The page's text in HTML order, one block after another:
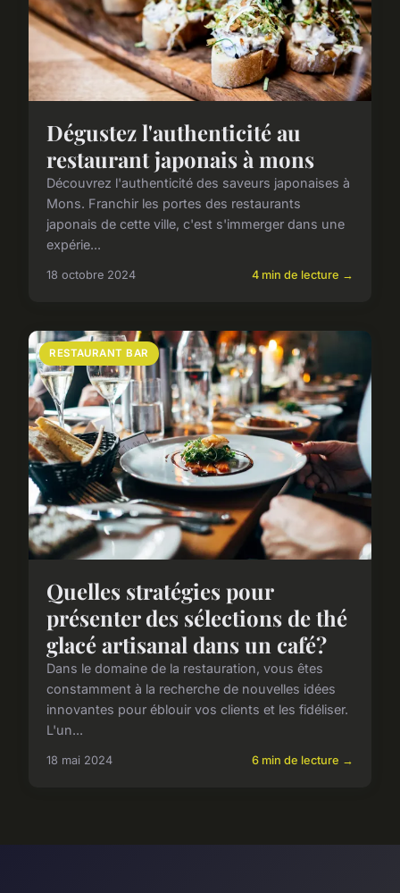
Dégustez l'authenticité au
restaurant japonais à mons
Découvrez l'authenticité des saveurs japonaises à
Mons. Franchir les portes des restaurants
japonais de cette ville, c'est s'immerger dans une
expérie...
18 octobre 2024 4 min de lecture →
RESTAURANT BAR
Quelles stratégies pour
présenter des sélections de thé
glacé artisanal dans un café?
Dans le domaine de la restauration, vous êtes
constamment à la recherche de nouvelles idées
innovantes pour éblouir vos clients et les fidéliser.
L'un...
18 mai 2024 6 min de lecture →